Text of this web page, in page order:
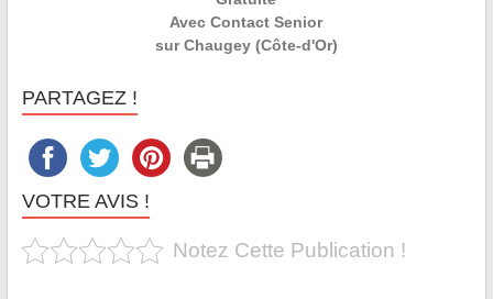
Avec Contact Senior
sur Chaugey (Côte-d'Or)
PARTAGEZ !
VOTRE AVIS !
Notez Cette Publication !